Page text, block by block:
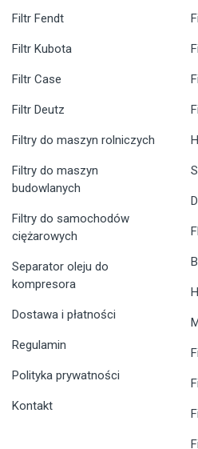
Filtr Fendt
Filtr Kubota
Filtr Case
Filtr Deutz
Filtry do maszyn rolniczych
Filtry do maszyn
budowlanych
Filtry do samochodów
ciężarowych
Separator oleju do
kompresora
Dostawa i płatności
Regulamin
Polityka prywatności
Kontakt